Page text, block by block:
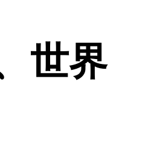
世界